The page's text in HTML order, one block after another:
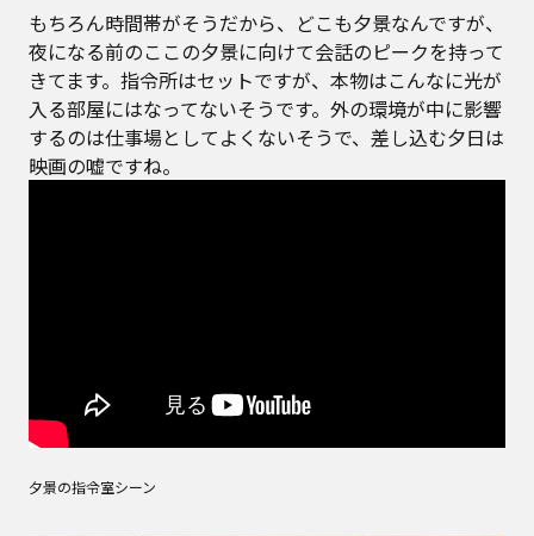
もちろん時間帯がそうだから、どこも夕景なんですが、
夜になる前のここの夕景に向けて会話のピークを持って
きてます。指令所はセットですが、本物はこんなに光が
入る部屋にはなってないそうです。外の環境が中に影響
するのは仕事場としてよくないそうで、差し込む夕日は
映画の嘘ですね。
夕景の指令室シーン